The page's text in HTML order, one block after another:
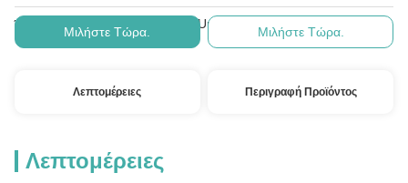
Όροι Πληρωμής: T/T, Western Union, PayPal
Μιλήστε Τώρα. Μιλήστε Τώρα.
Λεπτομέρειες Περιγραφή Προϊόντος
Λεπτομέρειες